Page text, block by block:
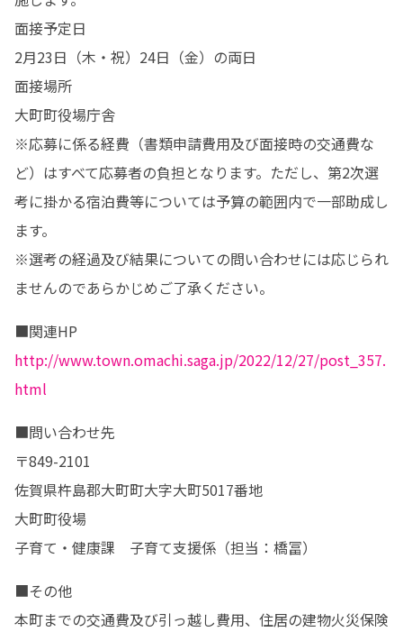
面接予定日
2月23日（木・祝）24日（金）の両日
面接場所
大町町役場庁舎
※応募に係る経費（書類申請費用及び面接時の交通費な
ど）はすべて応募者の負担となります。ただし、第2次選
考に掛かる宿泊費等については予算の範囲内で一部助成し
ます。
※選考の経過及び結果についての問い合わせには応じられ
ませんのであらかじめご了承ください。
http://www.town.omachi.saga.jp/2022/12/27/post_357.
html
■問い合わせ先
〒849-2101
佐賀県杵島郡大町町大字大町5017番地
大町町役場
子育て・健康課　子育て支援係（担当：橋冨）
■その他
本町までの交通費及び引っ越し費用、住居の建物火災保険